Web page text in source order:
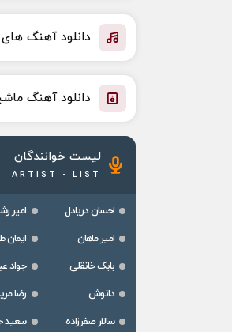
دانلود آهنگ
دانلود آهنگ
لیست خوانندگان
ARTIST - LIST
احسان دریادل
امیر
امیر ماهان
ایمان
بابک خانقلی
جواد
دانوش
رضا
سالار صفرزاده
سعید